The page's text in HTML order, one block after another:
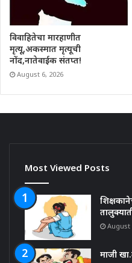
विवाहितेचा मारहाणीत
मृत्यू,अकस्मात मृत्यूची
नोंद,नातेवाईक संतप्त!
August 6, 2026
Most Viewed Posts
August
माजी